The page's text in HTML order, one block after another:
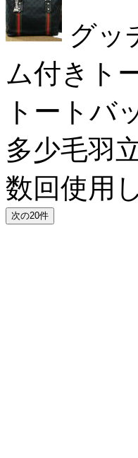
グッ
ム付きト
トート
多少毛羽
数回使用